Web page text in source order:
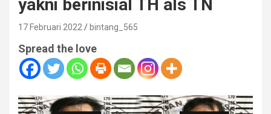
yakni berinisial TH als TN
17 Februari 2022 bintang_565
Spread the love